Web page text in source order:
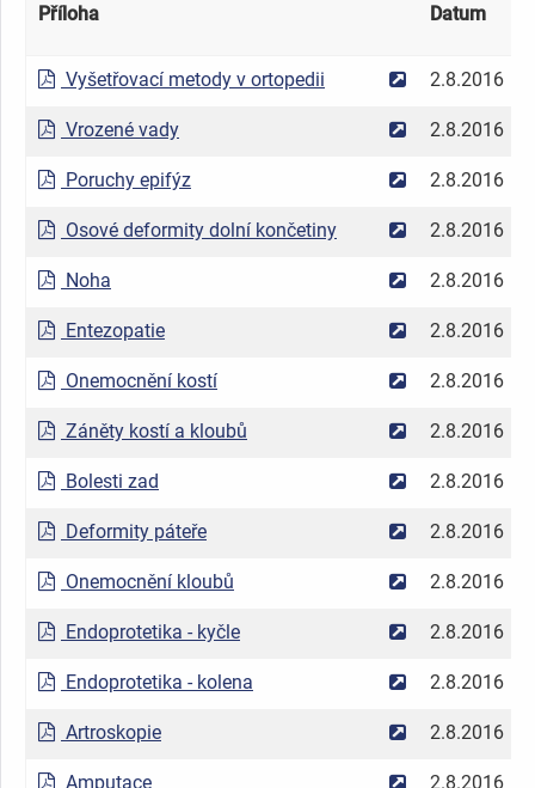
Příloha Datum
Vyšetřovací metody v ortopedii 2.8.2016
Vrozené vady 2.8.2016
Poruchy epifýz 2.8.2016
Osové deformity dolní končetiny 2.8.2016
Noha 2.8.2016
Entezopatie 2.8.2016
Onemocnění kostí 2.8.2016
Záněty kostí a kloubů 2.8.2016
Bolesti zad 2.8.2016
Deformity páteře 2.8.2016
Onemocnění kloubů 2.8.2016
Endoprotetika - kyčle 2.8.2016
Endoprotetika - kolena 2.8.2016
Artroskopie 2.8.2016
Amputace 2.8.2016